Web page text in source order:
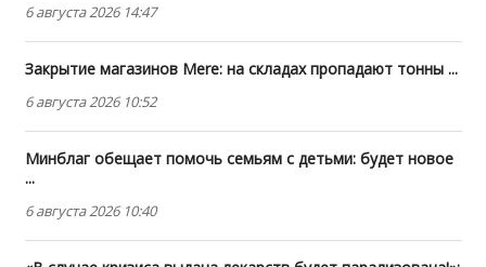
6 августа 2026 14:47
Закрытие магазинов Mere: на складах пропадают тонны ...
6 августа 2026 10:52
Минблаг обещает помочь семьям с детьми: будет новое
...
6 августа 2026 10:40